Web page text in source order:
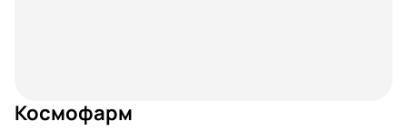
Космофарм